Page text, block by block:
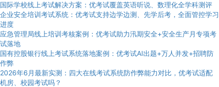
国际学校线上考试解决方案：优考试覆盖英语听说、数理化全学科测评
企业安全培训考试系统：优考试支持边学边测、先学后考，全面管控学习
进度
应急管理局线上培训考核案例：优考试助力汛期安全+安全生产月专项考
试落地
国有控股银行线上考试系统落地案例：优考试AI出题+万人并发+招聘防
作弊
2026年6月最新实测：四大在线考试系统防作弊能力对比，优考试适配
机房、校园考试吗？